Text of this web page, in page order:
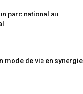
parc national au
mode de vie en synergie